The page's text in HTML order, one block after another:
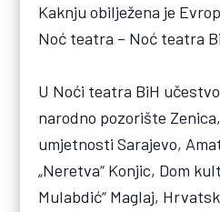
Kaknju obilježena je
Noć teatra – Noć teatra
U Noći teatra BiH
narodno pozorište
umjetnosti Sarajevo,
„Neretva“ Konjic, Dom
Mulabdić“ Maglaj,